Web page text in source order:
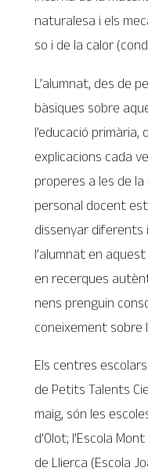
naturalesa i els
so i de la calor
L’alumnat, des de
bàsiques sobre
l’educació
explicacions cada
properes a les de la
personal docent
dissenyar diferents
l’alumnat en
en recerques
nens prenguin
coneixement sobre
Els centres
de Petits Talents
maig, són les
d’Olot; l’Escola
de Llierca (Escola